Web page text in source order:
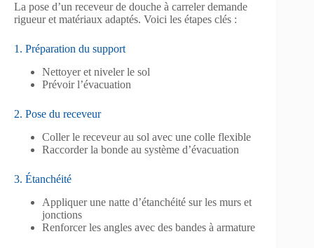
La pose d’un receveur de douche à carreler demande
rigueur et matériaux adaptés. Voici les étapes clés :
1. Préparation du support
Nettoyer et niveler le sol
Prévoir l’évacuation
2. Pose du receveur
Coller le receveur au sol avec une colle flexible
Raccorder la bonde au système d’évacuation
3. Étanchéité
Appliquer une natte d’étanchéité sur les murs et
jonctions
Renforcer les angles avec des bandes à armature